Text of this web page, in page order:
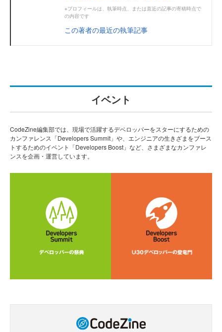
※プロフィールは、執筆時点、または直近の記事の寄稿時点で
の内容です
この著者の最近の執筆記事
イベント
CodeZine編集部では、現場で活躍するデベロッパーをスターにするための
カンファレンス「Developers Summit」や、エンジニアの生きざまをブース
トするためのイベント「Developers Boost」など、さまざまなカンファレ
ンスを企画・運営しています。